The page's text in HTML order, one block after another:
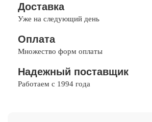
Доставка
Уже на следующий день
Оплата
Множество форм оплаты
Надежный поставщик
Работаем с 1994 года